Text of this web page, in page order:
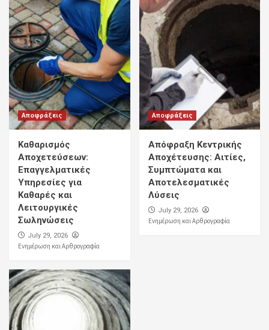
Αποφράξεις
Καθαρισμός
Αποχετεύσεων:
Επαγγελματικές
Υπηρεσίες για
Καθαρές και
Λειτουργικές
Σωληνώσεις
July 29, 2026
Ενημέρωση και Αρθρογραφία
Αποφράξεις
Απόφραξη Κεντρικής
Αποχέτευσης: Αιτίες,
Συμπτώματα και
Αποτελεσματικές
Λύσεις
July 29, 2026
Ενημέρωση και Αρθρογραφία